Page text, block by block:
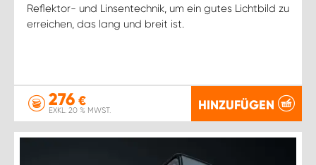
Reflektor- und Linsentechnik, um ein gutes Lichtbild zu
erreichen, das lang und breit ist.
276 €
EXKL. 20 % MWST. HINZUFÜGEN